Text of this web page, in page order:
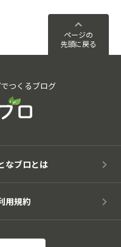
ページの
先頭に戻る
つくるブログ
なブロとは
用規約